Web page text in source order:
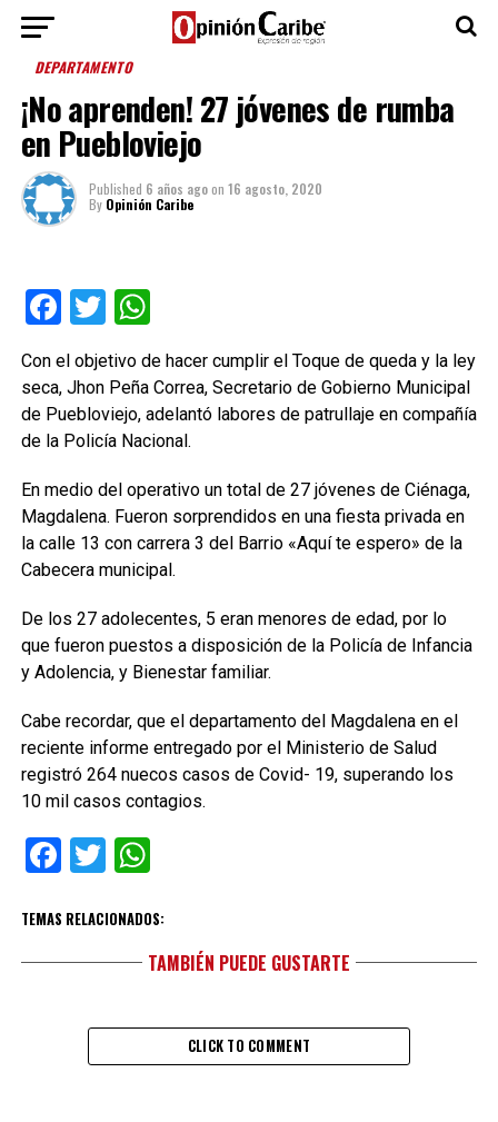
DEPARTAMENTO
¡No aprenden! 27 jóvenes de rumba
en Puebloviejo
Published 6 años agoon 16 agosto, 2020
By Opinión Caribe
Facebook
TwitterWhatsApp
Con el objetivo de hacer cumplir el Toque de queda y la ley
seca, Jhon Peña Correa, Secretario de Gobierno Municipal
de Puebloviejo, adelantó labores de patrullaje en compañía
de la Policía Nacional.
En medio del operativo un total de 27 jóvenes de Ciénaga,
Magdalena. Fueron sorprendidos en una fiesta privada en
la calle 13 con carrera 3 del Barrio «Aquí te espero» de la
Cabecera municipal.
De los 27 adolecentes, 5 eran menores de edad, por lo
que fueron puestos a disposición de la Policía de Infancia
y Adolencia, y Bienestar familiar.
Cabe recordar, que el departamento del Magdalena en el
reciente informe entregado por el Ministerio de Salud
registró 264 nuecos casos de Covid- 19, superando los
10 mil casos contagios.
Facebook
TwitterWhatsApp
TEMAS RELACIONADOS:
TAMBIÉN PUEDE GUSTARTE
CLICK TO COMMENT